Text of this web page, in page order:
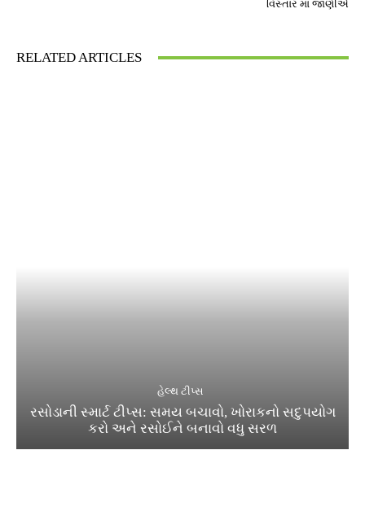
વિસ્તાર માં જાણીએ
RELATED ARTICLES
હેલ્થ ટીપ્સ
રસોડાની સ્માર્ટ ટીપ્સ: સમય બચાવો, ખોરાકનો સદુપયોગ
કરો અને રસોઈને બનાવો વધુ સરળ